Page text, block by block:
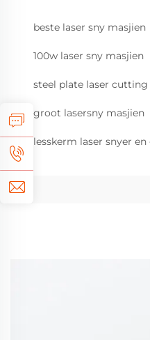
beste laser sny masjien
100w laser sny masjien
steel plate laser
groot lasersny masjien
lesskerm laser snyer en